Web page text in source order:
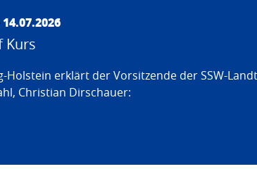
14.07.2026
Kurs
Holstein erklärt der Vorsitzende der SSW-
Christian Dirschauer: